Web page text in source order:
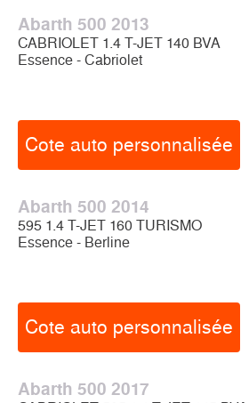
Abarth 500 2013
CABRIOLET 1.4 T-JET 140 BVA
Essence - Cabriolet
Cote auto personnalisée
Abarth 500 2014
595 1.4 T-JET 160 TURISMO
Essence - Berline
Cote auto personnalisée
Abarth 500 2017